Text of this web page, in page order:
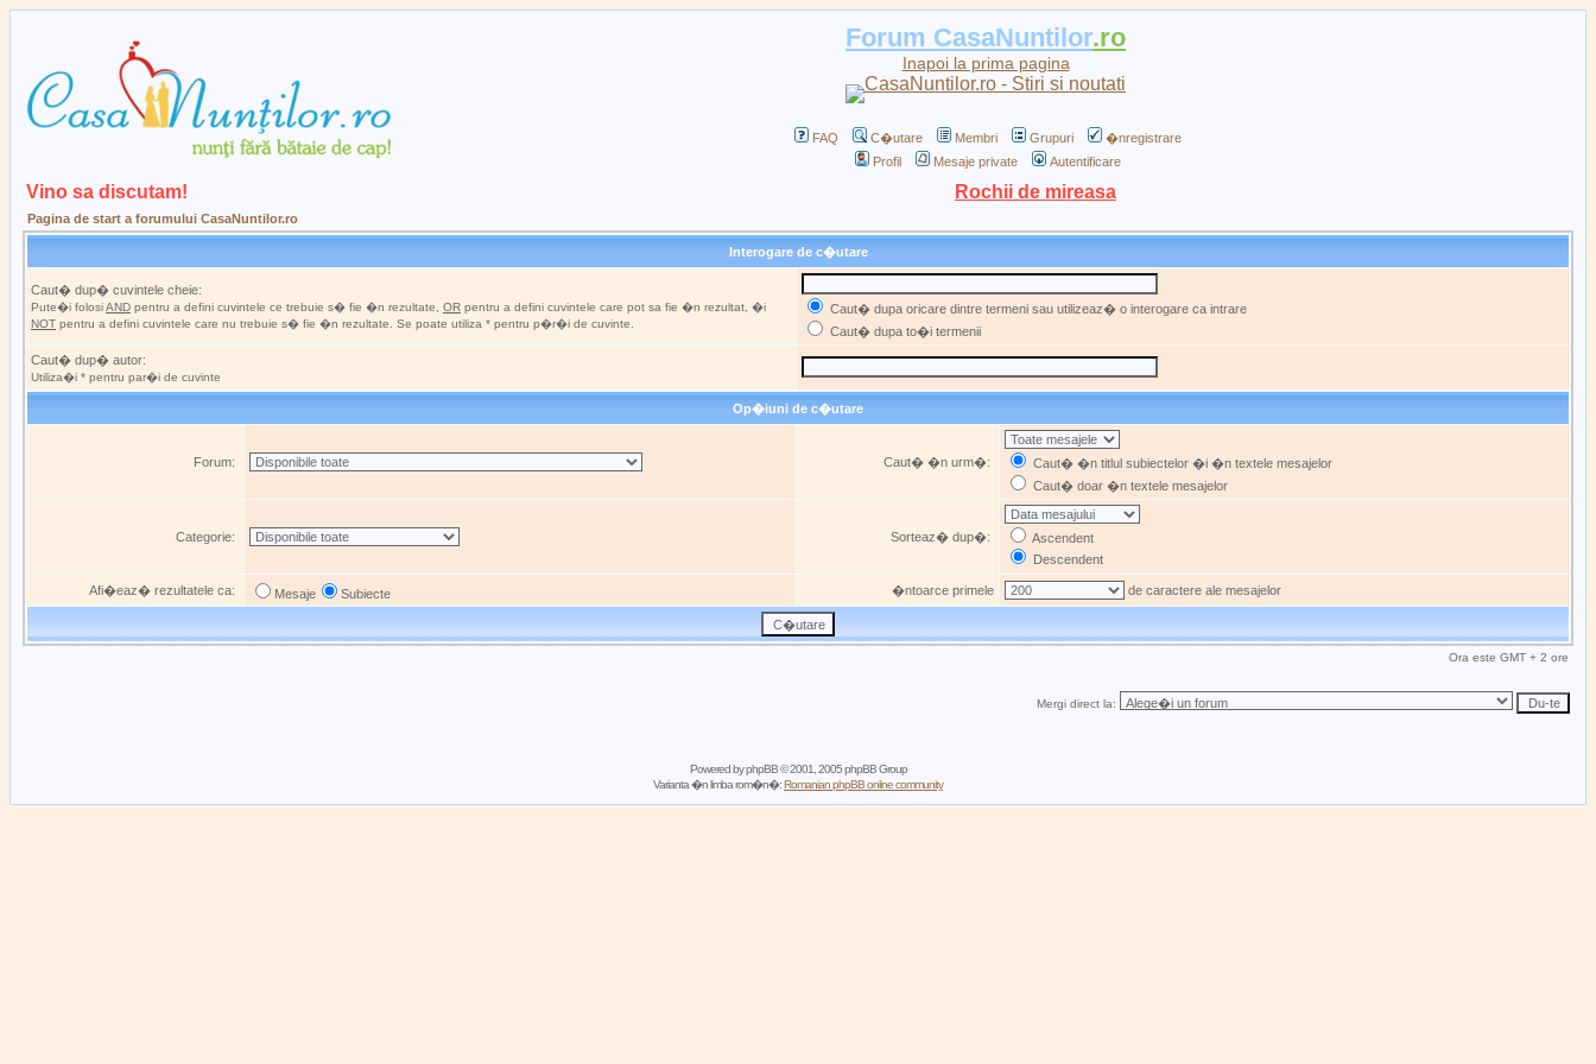
Forum CasaNuntilor.ro
Inapoi la prima pagina
FAQ C�utare Membri Grupuri
�nregistrare
Profil
Mesaje private Autentificare
Vino sa discutam! Rochii de mireasa
Pagina de start a forumului CasaNuntilor.ro
Interogare de c�utare
Caut� dup� cuvintele cheie:
Pute�i folosiAND pentru a defini cuvintele ce trebuie s� fie �n rezultate, OR pentru a defini cuvintele care pot sa fie �n rezultat, �i
NOT pentru a defini cuvintele care nu trebuie s� fie �n rezultate. Se poate utiliza * pentru p�r�i de cuvinte.
Caut� dupa oricare dintre termeni sau utilizeaz� o interogare ca intrare
Caut� dupa to�i termenii
Caut� dup� autor:
Utiliza�i * pentru par�i de cuvinte
Op�iuni de c�utare
Forum: Caut� �n urm�:
Caut� �n titlul subiectelor �i �n textele mesajelor
Caut� doar �n textele mesajelor
Categorie: Sorteaz� dup�:
Ascendent
Descendent
Afi�eaz� rezultatele ca: Mesaje Subiecte �ntoarce primele de caractere ale mesajelor
Ora este GMT + 2 ore
Mergi direct la:
Powered byphpBB© 2001, 2005 phpBB Group
Varianta �n limba rom�n�:Romanian phpBB online community